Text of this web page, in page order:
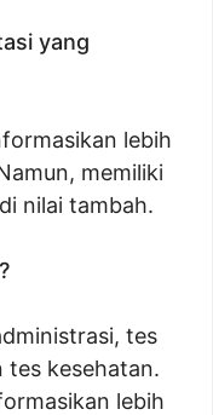
yang
lebih
memiliki
nilai tambah.
tes
tes kesehatan.
lebih